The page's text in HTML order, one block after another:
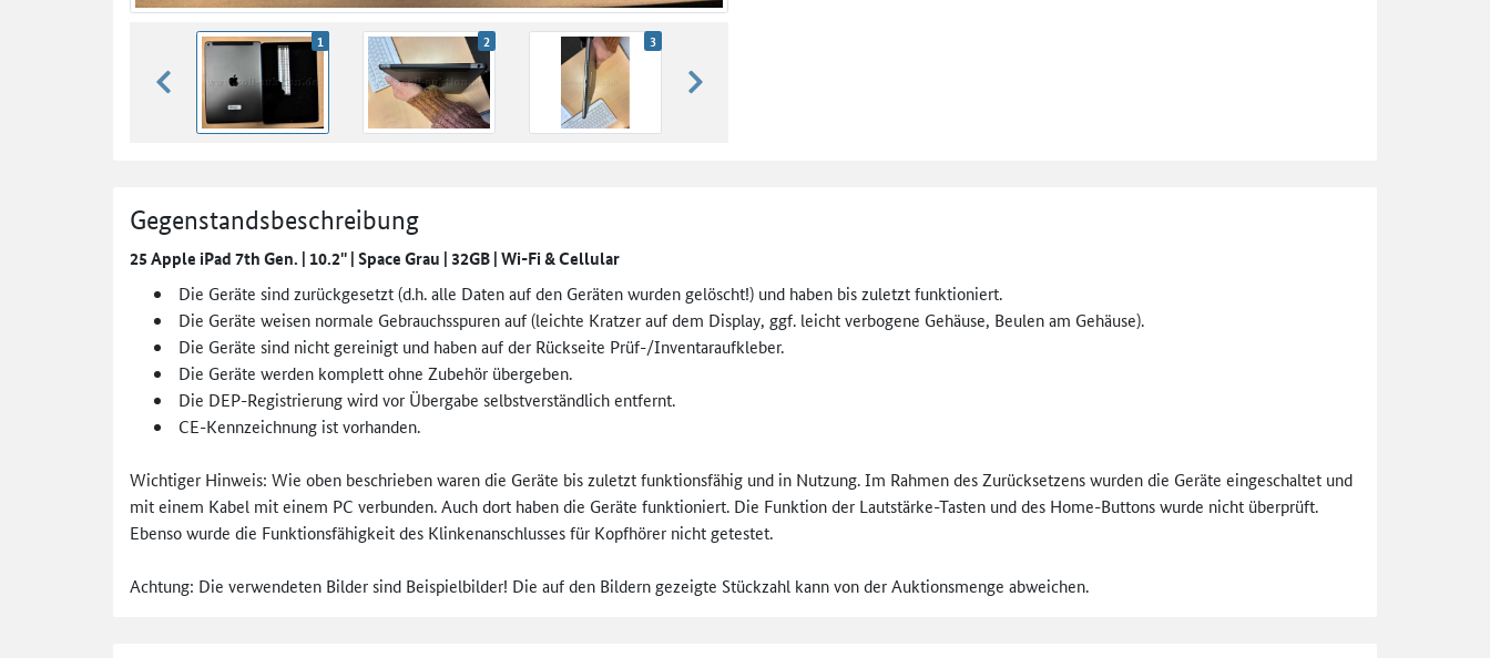
zurück blättern
1 2 3
weiter blättern
Gegenstandsbeschreibung
25 Apple iPad 7th Gen. | 10.2'' | Space Grau | 32GB | Wi-Fi & Cellular
Die Geräte sind zurückgesetzt (d.h. alle Daten auf den Geräten wurden gelöscht!) und haben bis zuletzt funktioniert.
Die Geräte weisen normale Gebrauchsspuren auf (leichte Kratzer auf dem Display, ggf. leicht verbogene Gehäuse, Beulen am Gehäuse).
Die Geräte sind nicht gereinigt und haben auf der Rückseite Prüf-/Inventaraufkleber.
Die Geräte werden komplett ohne Zubehör übergeben.
Die DEP-Registrierung wird vor Übergabe selbstverständlich entfernt.
CE-Kennzeichnung ist vorhanden.
Wichtiger Hinweis: Wie oben beschrieben waren die Geräte bis zuletzt funktionsfähig und in Nutzung. Im Rahmen des Zurücksetzens wurden die Geräte eingeschaltet und
mit einem Kabel mit einem PC verbunden. Auch dort haben die Geräte funktioniert. Die Funktion der Lautstärke-Tasten und des Home-Buttons wurde nicht überprüft.
Ebenso wurde die Funktionsfähigkeit des Klinkenanschlusses für Kopfhörer nicht getestet.
Achtung: Die verwendeten Bilder sind Beispielbilder! Die auf den Bildern gezeigte Stückzahl kann von der Auktionsmenge abweichen.